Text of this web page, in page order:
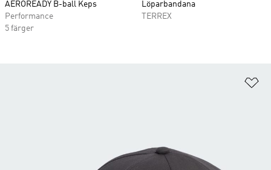
AEROREADY B-ball Keps
Performance
5 färger
Löparbandana
TERREX